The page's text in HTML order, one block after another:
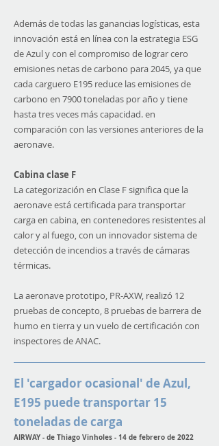
Además de todas las ganancias logísticas, esta
innovación está en línea con la estrategia ESG
de Azul y con el compromiso de lograr cero
emisiones netas de carbono para 2045, ya que
cada carguero E195 reduce las emisiones de
carbono en 7900 toneladas por año y tiene
hasta tres veces más capacidad. en
comparación con las versiones anteriores de la
aeronave.
Cabina clase F
La categorización en Clase F significa que la
aeronave está certificada para transportar
carga en cabina, en contenedores resistentes al
calor y al fuego, con un innovador sistema de
detección de incendios a través de cámaras
térmicas.
La aeronave prototipo, PR-AXW, realizó 12
pruebas de concepto, 8 pruebas de barrera de
humo en tierra y un vuelo de certificación con
inspectores de ANAC.
El 'cargador ocasional' de Azul,
E195 puede transportar 15
toneladas de carga
AIRWAY - de Thiago Vinholes - 14 de febrero de 2022